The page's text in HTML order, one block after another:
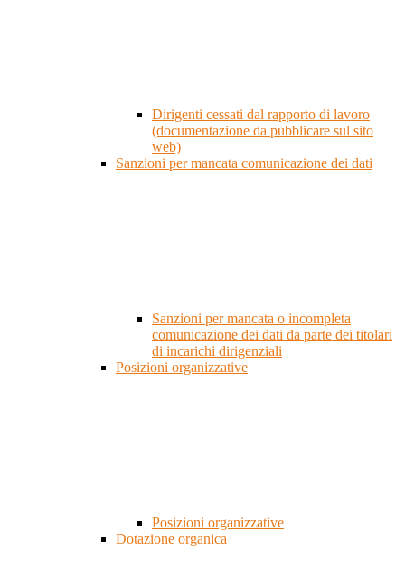
Dirigenti cessati dal rapporto di lavoro
(documentazione da pubblicare sul sito
web)
Sanzioni per mancata comunicazione dei dati
Sanzioni per mancata o incompleta
comunicazione dei dati da parte dei titolari
di incarichi dirigenziali
Posizioni organizzative
Posizioni organizzative
Dotazione organica